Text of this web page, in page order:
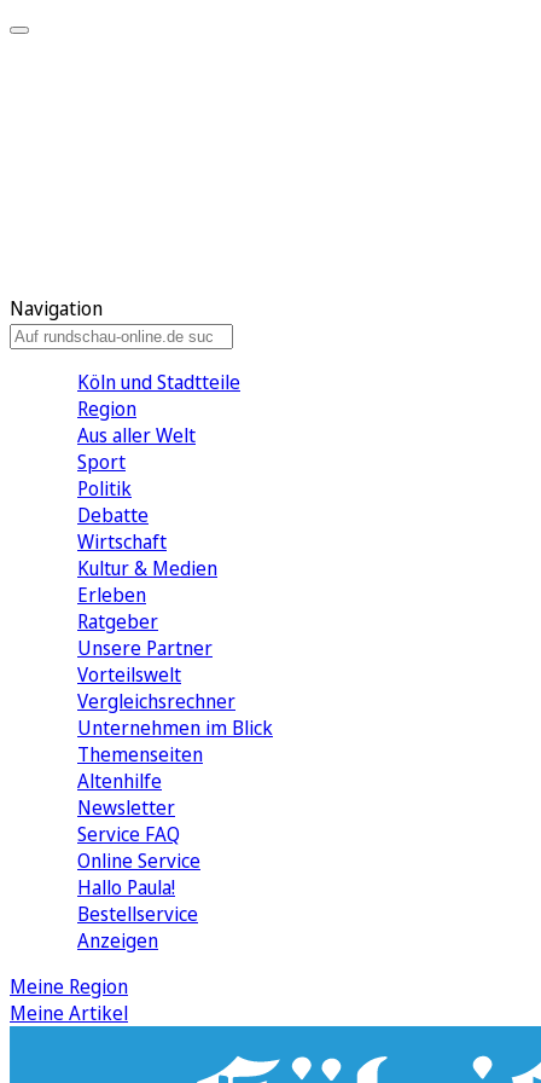
Navigation
Köln und Stadtteile
Region
Aus aller Welt
Sport
Politik
Debatte
Wirtschaft
Kultur & Medien
Erleben
Ratgeber
Unsere Partner
Vorteilswelt
Vergleichsrechner
Unternehmen im Blick
Themenseiten
Altenhilfe
Newsletter
Service FAQ
Online Service
Hallo Paula!
Bestellservice
Anzeigen
Meine Region
Meine Artikel